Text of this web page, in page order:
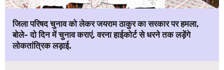
जिला परिषद चुनाव को लेकर जयराम ठाकुर का सरकार पर हमला,
बोले- दो दिन में चुनाव कराएं, वरना हाईकोर्ट से धरने तक लड़ेंगे
लोकतांत्रिक लड़ाई.